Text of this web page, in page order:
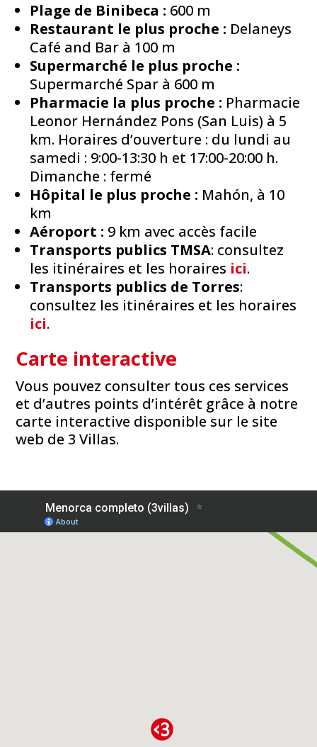
Plage de Binibeca : 600 m
Restaurant le plus proche : Delaneys
Café and Bar à 100 m
Supermarché le plus proche :
Supermarché Spar à 600 m
Pharmacie la plus proche : Pharmacie
Leonor Hernández Pons (San Luis) à 5
km. Horaires d’ouverture : du lundi au
samedi : 9:00-13:30 h et 17:00-20:00 h.
Dimanche : fermé
Hôpital le plus proche : Mahón, à 10
km
Aéroport : 9 km avec accès facile
Transports publics TMSA: consultez
les itinéraires et les horaires ici.
Transports publics de Torres:
consultez les itinéraires et les horaires
ici.
Carte interactive
Vous pouvez consulter tous ces services
et d’autres points d’intérêt grâce à notre
carte interactive disponible sur le site
web de 3 Villas.